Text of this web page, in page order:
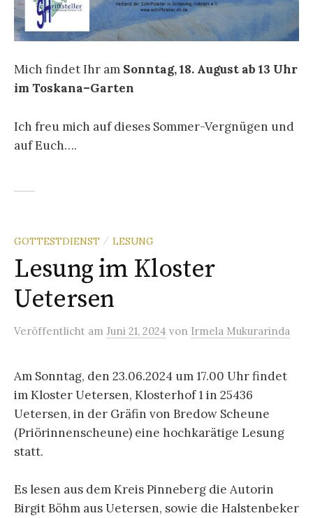
Mich findet Ihr am Sonntag, 18. August ab 13 Uhr
im Toskana–Garten
Ich freu mich auf dieses Sommer-Vergnügen und
auf Euch….
GOTTESTDIENST / LESUNG
Lesung im Kloster
Uetersen
Veröffentlicht am Juni 21, 2024 von Irmela Mukurarinda
Am Sonntag, den 23.06.2024 um 17.00 Uhr findet
im Kloster Uetersen, Klosterhof 1 in 25436
Uetersen, in der Gräfin von Bredow Scheune
(Priörinnenscheune) eine hochkarätige Lesung
statt.
Es lesen aus dem Kreis Pinneberg die Autorin
Birgit Böhm aus Uetersen, sowie die Halstenbeker